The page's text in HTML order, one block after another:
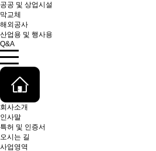
공공 및 상업시설
막교체
해외공사
산업용 및 행사용
Q&A
회사소개
인사말
특허 및 인증서
오시는 길
사업영역